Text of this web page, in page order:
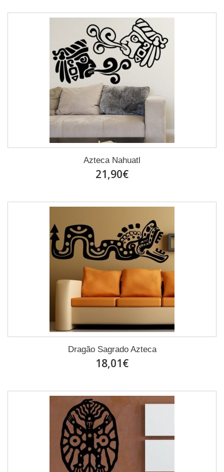
Azteca Nahuatl
21,90€
Dragão Sagrado Azteca
18,01€